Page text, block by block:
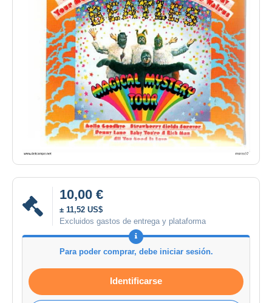
10,00 €
± 11,52 US$
Excluidos gastos de entrega y plataforma
Para poder comprar, debe iniciar sesión.
Identificarse